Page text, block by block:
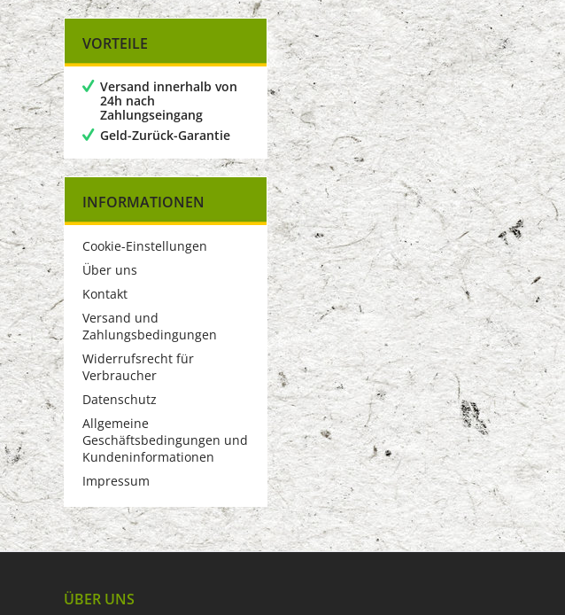
VORTEILE
Versand innerhalb von
24h nach
Zahlungseingang
Geld-Zurück-Garantie
INFORMATIONEN
Cookie-Einstellungen
Über uns
Kontakt
Versand und
Zahlungsbedingungen
Widerrufsrecht für
Verbraucher
Datenschutz
Allgemeine
Geschäftsbedingungen und
Kundeninformationen
Impressum
ÜBER UNS